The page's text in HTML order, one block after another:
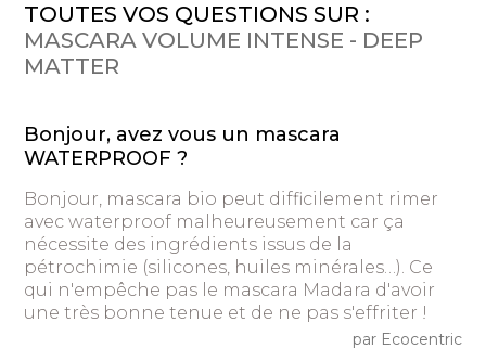
TOUTES VOS QUESTIONS SUR :
MASCARA VOLUME INTENSE - DEEP
MATTER
Bonjour, avez vous un mascara
WATERPROOF ?
Bonjour, mascara bio peut difficilement rimer
avec waterproof malheureusement car ça
nécessite des ingrédients issus de la
pétrochimie (silicones, huiles minérales…). Ce
qui n'empêche pas le mascara Madara d'avoir
une très bonne tenue et de ne pas s'effriter !
par Ecocentric